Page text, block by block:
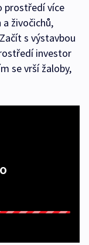
prostředí více
živočichů,
s výstavbou
investor
se vrší žaloby,